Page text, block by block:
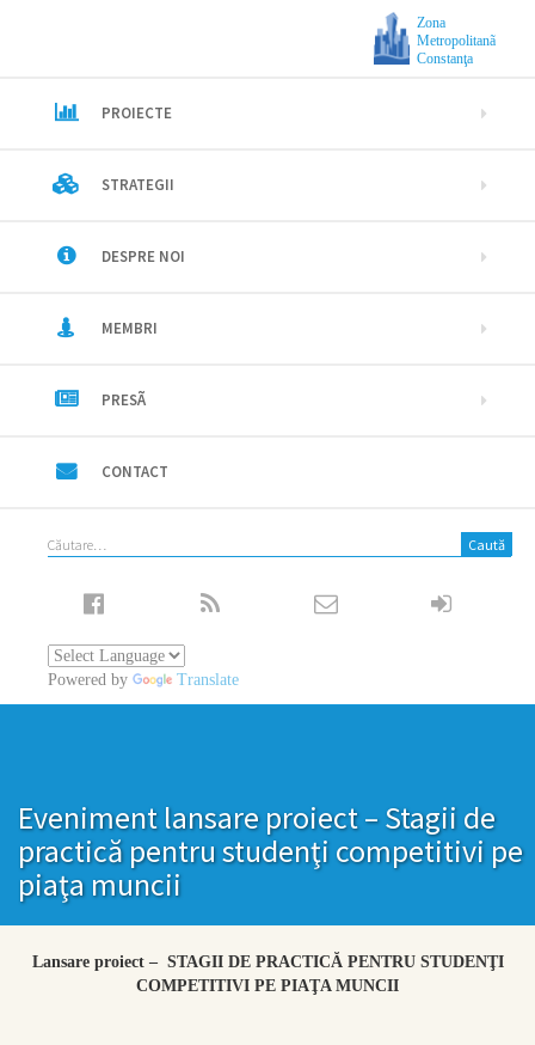
Zona
Metropolitanã
Constanţa
PROIECTE
STRATEGII
DESPRE NOI
MEMBRI
PRESÃ
CONTACT
Caută
Powered by Translate
Eveniment lansare proiect – Stagii de
practică pentru studenţi competitivi pe
piaţa muncii
Lansare proiect – STAGII DE PRACTICĂ PENTRU STUDENŢI
COMPETITIVI PE PIAŢA MUNCII